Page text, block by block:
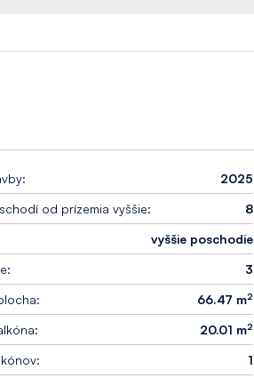
2025
od prízemia vyššie:
8
vyššie poschodie
3
66.47 m2
20.01 m2
1